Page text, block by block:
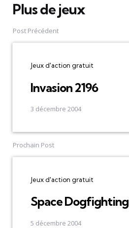
Plus de jeux
Post
navigation
Post Précédent
Jeux d'action gratuit
Invasion 2196
3 décembre 2004
Prochain Post
Jeux d'action gratuit
Space Dogfighting
5 décembre 2004